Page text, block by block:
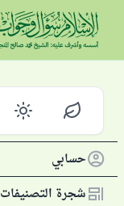
حسابي
شجرة التصنيفات